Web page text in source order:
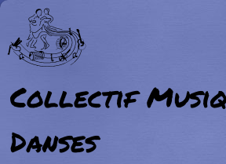
Collectif
Danses